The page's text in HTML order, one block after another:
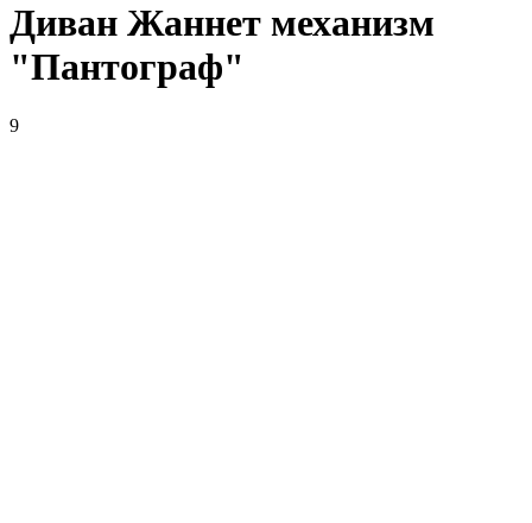
Диван Жаннет механизм
"Пантограф"
9